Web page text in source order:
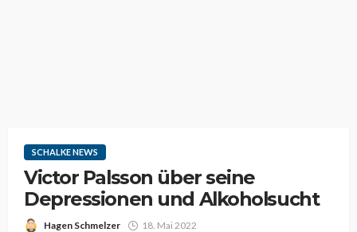
SCHALKE NEWS
Victor Palsson über seine
Depressionen und Alkoholsucht
Hagen Schmelzer 18. Mai 2022